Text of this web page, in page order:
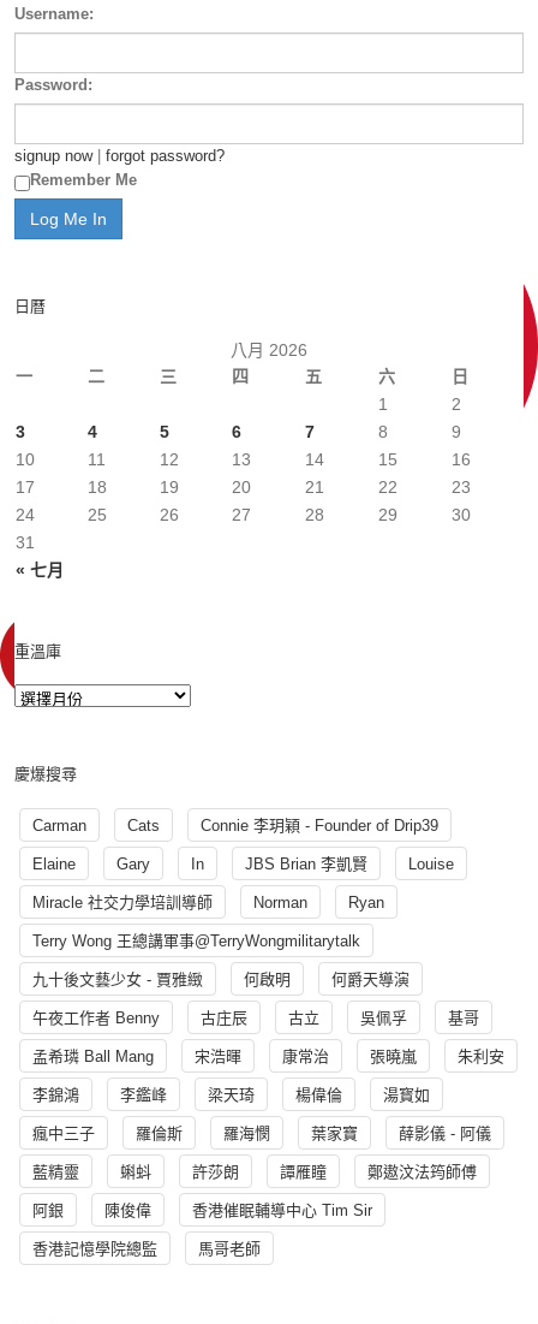
Username:
Password:
signup now| forgot password?
Remember Me
日曆
八月 2026
一
二 三 四 五 六 日
« 七月
1
2
3
4 5 6 7 8
9
10
11 12 13 14 15
16
17
18 19 20 21 22
23
24
25 26 27 28 29
30
31
重溫庫
慶爆搜尋
Carman Cats Connie 李玥穎 - Founder of Drip39
Elaine Gary In JBS Brian 李凱賢 Louise
Miracle 社交力學培訓導師 Norman Ryan
Terry Wong 王總講軍事@TerryWongmilitarytalk
九十後文藝少女 - 賈雅緻 何啟明 何爵天導演
午夜工作者 Benny 古庄辰 古立 吳佩孚 基哥
孟希璘 Ball Mang 宋浩暉 康常治 張曉嵐 朱利安
李錦鴻 李鑑峰 梁天琦 楊偉倫 湯寳如
瘋中三子 羅倫斯 羅海憫 葉家寶 薛影儀 - 阿儀
藍精靈 蝌蚪 許莎朗 譚雁瞳 鄭遨汶法筠師傅
阿銀 陳俊偉 香港催眠輔導中心 Tim Sir
香港記憶學院總監 馬哥老師